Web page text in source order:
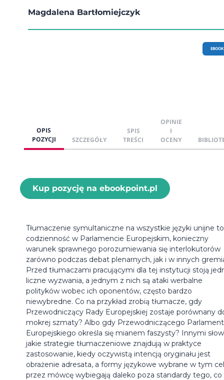
Magdalena Bartłomiejczyk
EBOOK
OPIS
POZYCJI
SZCZEGÓŁY
SPIS
TREŚCI
OPINIE
I
OCENY
Kup pozycję na ebookpoint.pl
Tłumaczenie symultaniczne na wszystkie języki unijne to
codzienność w Parlamencie Europejskim, konieczny
warunek sprawnego porozumiewania się interlokutorów
zarówno podczas debat plenarnych, jak i w innych
Przed tłumaczami pracującymi dla tej instytucji stoją
liczne wyzwania, a jednym z nich są ataki werbalne
polityków wobec ich oponentów, często bardzo
niewybredne. Co na przykład zrobią tłumacze, gdy
Przewodniczący Rady Europejskiej zostaje porównany
mokrej szmaty? Albo gdy Przewodniczącego
Europejskiego określa się mianem faszysty? Innymi
jakie strategie tłumaczeniowe znajdują w praktyce
zastosowanie, kiedy oczywistą intencją oryginału jest
obrażenie adresata, a formy językowe wybrane w tym
przez mówcę wybiegają daleko poza standardy tego, co